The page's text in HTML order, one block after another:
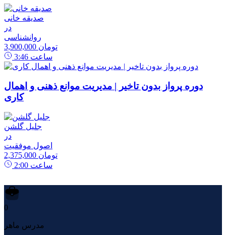
صدیقه خانی
در
روانشناسی
3,900,000 تومان
3:46 ساعت
دوره پرواز بدون تاخیر | مدیریت موانع ذهنی و اهمال
کاری
جلیل گلشن
در
اصول موفقیت
2,375,000 تومان
2:00 ساعت
0
مدرس ماهر